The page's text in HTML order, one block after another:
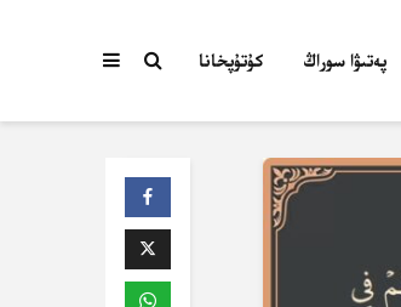
پەتىۋا سوراڭ كۇتۇپخانا